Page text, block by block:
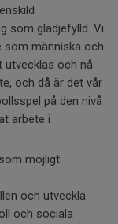
som glädjefylld. Vi
som människa och
utvecklas och nå
och då är det vår
på den nivå
arbete i
möjligt
och utveckla
och sociala